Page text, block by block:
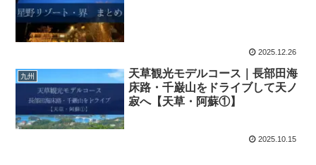
2025.12.26
九州
天草観光モデルコース｜長部田海
床路・千巌山をドライブして天ノ
寂へ【天草・阿蘇①】
2025.10.15